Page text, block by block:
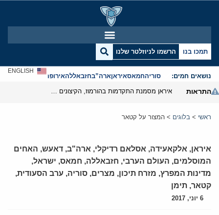
תמכו בנו הרשמו לניוזלטר שלנו
נושאים חמים: סוריהחמאסאיראןארה”בחזבאללהאירופהאנטישמיות
ENGLISH
התראות
ראשי > בלוגים > המצור על קטאר
איראן, אלקאעידה, אסלאם רדיקלי, ארה"ב, דאעש, האחים
המוסלמים, העולם הערבי, חזבאללה, חמאס, ישראל,
מדינות המפרץ, מזרח תיכון, מצרים, סוריה, ערב הסעודית,
קטאר, תימן
6 יוני, 2017